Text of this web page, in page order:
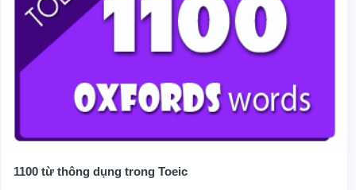
1100 từ thông dụng trong Toeic